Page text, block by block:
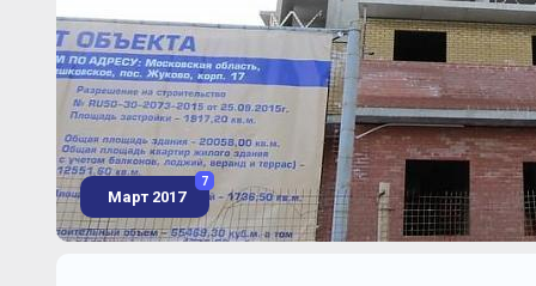
Март 2017
7